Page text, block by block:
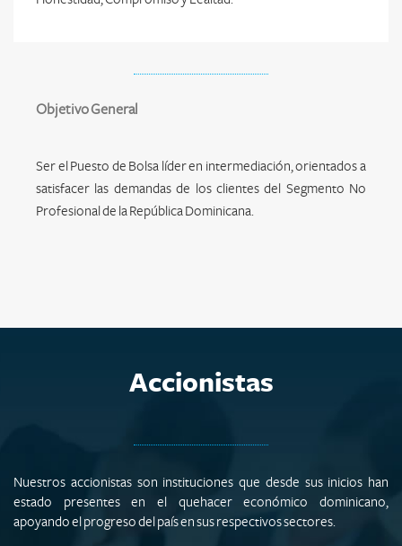
Objetivo General
Ser el Puesto de Bolsa líder en intermediación, orientados a
satisfacer las demandas de los clientes del Segmento No
Profesional de la República Dominicana.
Accionistas
Nuestros accionistas son instituciones que desde sus inicios han
estado presentes en el quehacer económico dominicano,
apoyando el progreso del país en sus respectivos sectores.